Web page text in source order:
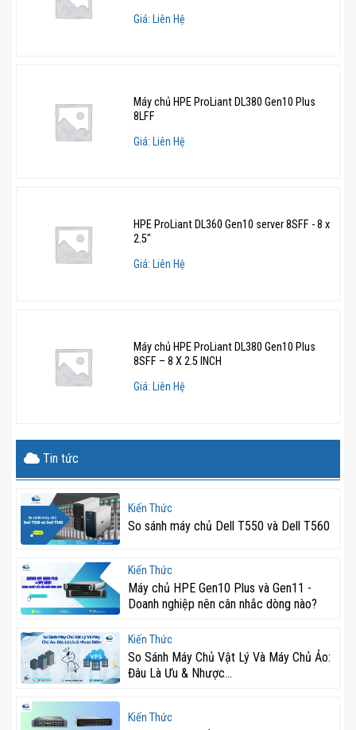
Tăng cường lưu trữ và băng thông: Giải pháp này
khiển toàn diện chỉ với một trình duyệt web, giúp tiết
kiệm thời gian và nâng cao hiệu suất quản trị.
Giải pháp bảo mật hàng đầu trên HPE
thành một trong những máy chủ an toàn nhất trên thế
giới. HPE Silicon Root of Trust được tích hợp để bảo vệ
máy chủ khỏi các cuộc tấn công, phát hiện các hành vi
về trạng thái an toàn nhất.
R650xs
Các tính năng bảo mật nổi bật của iLO
5
Khóa cấu hình máy chủ: Đảm bảo an toàn trong quá
trình vận chuyển và triển khai hệ thống.
mật và cung cấp giải pháp khắc phục hiệu quả.
Secure Recovery: Cho phép máy chủ quay về trạng
thái ban đầu hoặc tự động khôi phục về trạng thái an
toàn sau khi phát hiện xâm nhập trái phép.
Giá: Liên Hệ
Máy chủ HPE ProLiant DL380 Gen10 Plus
8LFF
Giá: Liên Hệ
HPE ProLiant DL360 Gen10 server 8SFF - 8 x
2.5"
Giá: Liên Hệ
Máy chủ HPE ProLiant DL380 Gen10 Plus
8SFF – 8 X 2.5 INCH
Giá: Liên Hệ
Tin tức
Kiến Thức
So sánh máy chủ Dell T550 và Dell T560
Kiến Thức
Máy chủ HPE Gen10 Plus và Gen11 -
Doanh nghiệp nên cân nhắc dòng nào?
Kiến Thức
So Sánh Máy Chủ Vật Lý Và Máy Chủ Ảo:
Đâu Là Ưu & Nhược...
Kiến Thức